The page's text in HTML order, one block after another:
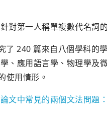
對第一人稱單複數代名詞
240 篇來自八個學科的
、應用語言學、物理學及
使用情形。
文中常見的兩個文法問題